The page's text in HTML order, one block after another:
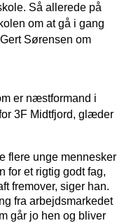
Så allerede på
om at gå i gang
Sørensen om
er næstformand i
3F Midtfjord, glæder
flere unge mennesker
for et rigtig godt fag,
fremover, siger han.
fra arbejdsmarkedet
går jo hen og bliver